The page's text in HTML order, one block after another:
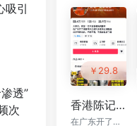
吸引
透”
次
￥29.8
香港陈记烧腊 原价¥2800的烧腊系列配方技术 付费课视频（全套8.4G）
在广东开了烧腊教学培训和多家港式烧腊店